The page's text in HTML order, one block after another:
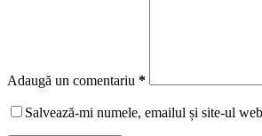
Adaugă un comentariu *
Salvează-mi numele, emailul și site-ul